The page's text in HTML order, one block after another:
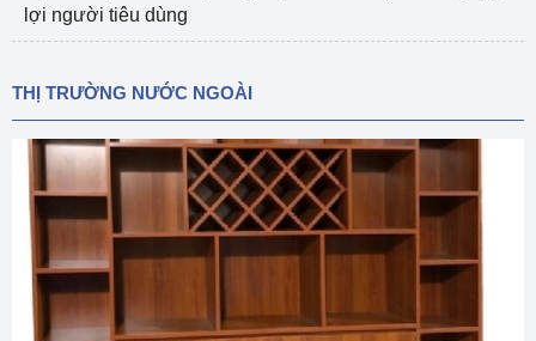
lợi người tiêu dùng
THỊ TRƯỜNG NƯỚC NGOÀI